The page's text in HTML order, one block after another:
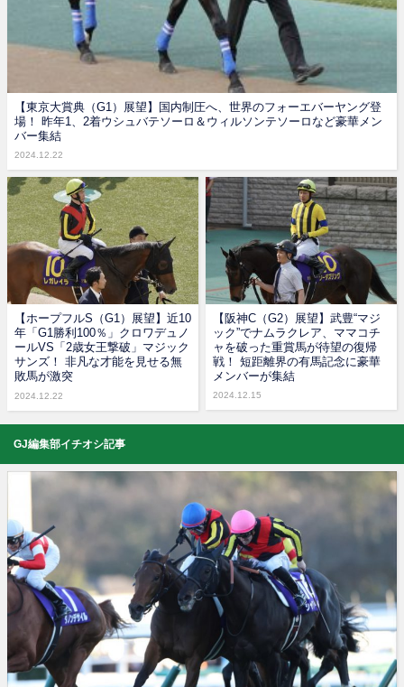
【東京大賞典（G1）展望】国内制圧へ、世界のフォーエバーヤング登
場！ 昨年1、2着ウシュバテソーロ＆ウィルソンテソーロなど豪華メン
バー集結
2024.12.22
【ホープフルS（G1）展望】近10
年「G1勝利100％」クロワデュノ
ールVS「2歳女王撃破」マジック
サンズ！ 非凡な才能を見せる無
敗馬が激突
2024.12.22
【阪神C（G2）展望】武豊“マジ
ック”でナムラクレア、ママコチ
ャを破った重賞馬が待望の復帰
戦！ 短距離界の有馬記念に豪華
メンバーが集結
2024.12.15
GJ編集部イチオシ記事